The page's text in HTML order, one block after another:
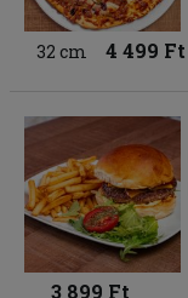
32 cm 4 499 Ft
3 899 Ft